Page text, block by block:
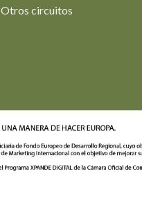
Otros circuitos